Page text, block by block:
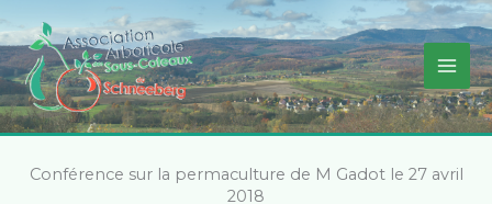
au
contenu
Conférence sur la permaculture de M Gadot le 27 avril
2018